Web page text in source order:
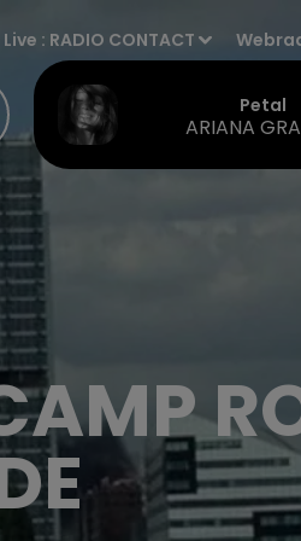
Live : RADIO CONTACT
Petal
ARIANA